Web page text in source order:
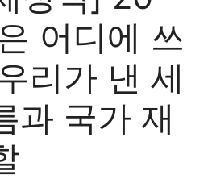
어디에 쓰
리가 낸 세
과 국가 재